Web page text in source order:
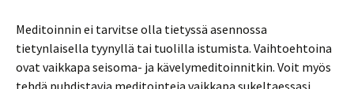
Meditoinnin ei tarvitse olla tietyssä asennossa
tietynlaisella tyynyllä tai tuolilla istumista. Vaihtoehtoina
ovat vaikkapa seisoma- ja kävelymeditoinnitkin. Voit myös
tehdä puhdistavia meditointeja vaikkapa sukeltaessasi